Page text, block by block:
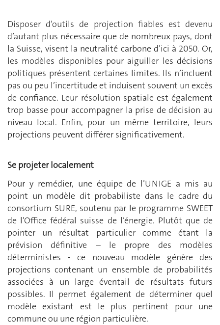
Disposer d’outils de projection fiables est devenu
d’autant plus nécessaire que de nombreux pays, dont
la Suisse, visent la neutralité carbone d’ici à 2050. Or,
les modèles disponibles pour aiguiller les décisions
politiques présentent certaines limites. Ils n’incluent
pas ou peu l’incertitude et induisent souvent un excès
de confiance. Leur résolution spatiale est également
trop basse pour accompagner la prise de décision au
niveau local. Enfin, pour un même territoire, leurs
projections peuvent différer significativement.
Se projeter localement
Pour y remédier, une équipe de l’UNIGE a mis au
point un modèle dit probabiliste dans le cadre du
consortium SURE, soutenu par le programme SWEET
de l’Office fédéral suisse de l’énergie. Plutôt que de
pointer un résultat particulier comme étant la
prévision définitive – le propre des modèles
déterministes - ce nouveau modèle génère des
projections contenant un ensemble de probabilités
associées à un large éventail de résultats futurs
possibles. Il permet également de déterminer quel
modèle existant est le plus pertinent pour une
commune ou une région particulière.